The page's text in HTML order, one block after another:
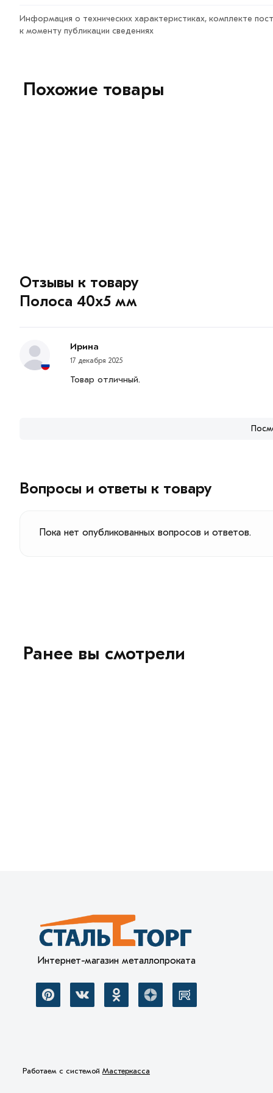
Информация о технических характеристиках, комплекте
к моменту публикации сведениях
Похожие товары
Отзывы к товару
Полоса 40х5 мм
Ирина
17 декабря 2025
Товар отличный.
Вопросы и ответы к товару
Пока нет опубликованных вопросов и ответов.
Ранее вы смотрели
Интернет-магазин металлопроката
Работаем с системой Мастеркасса